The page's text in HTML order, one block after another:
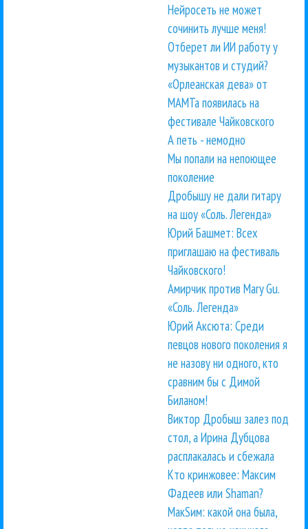
Нейросеть не может
сочинить лучше меня!
Отберет ли ИИ работу у
музыкантов и студий?
«Орлеанская дева» от
МАМТа появилась на
фестивале Чайковского
А петь - немодно
Мы попали на непоющее
поколение
Дробышу не дали гитару
на шоу «Соль. Легенда»
Юрий Башмет: Всех
приглашаю на фестиваль
Чайковского!
Амирчик против Mary Gu.
«Соль. Легенда»
Юрий Аксюта: Среди
певцов нового поколения я
не назову ни одного, кто
сравним бы с Димой
Биланом!
Виктор Дробыш залез под
стол, а Ирина Дубцова
расплакалась и сбежала
Кто кринжовее: Максим
Фадеев или Shaman?
МакSим: какой она была,